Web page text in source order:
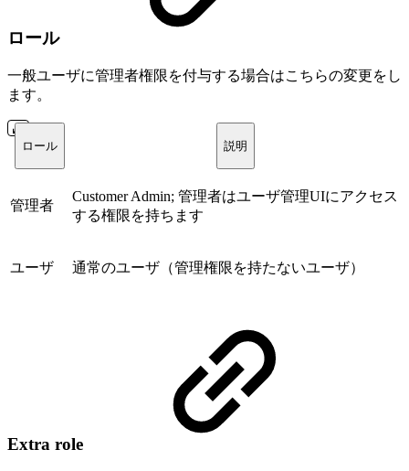
ロール
一般ユーザに管理者権限を付与する場合はこちらの変更をし
ます。
ロール 説明
管理者
Customer Admin; 管理者はユーザ管理UIにアクセス
する権限を持ちます
ユーザ 通常のユーザ（管理権限を持たないユーザ）
Extra role